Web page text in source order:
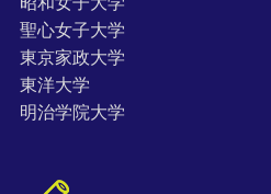
聖心女子大学
東京家政大学
東洋大学
明治学院大学